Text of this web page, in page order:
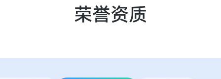
荣誉资质